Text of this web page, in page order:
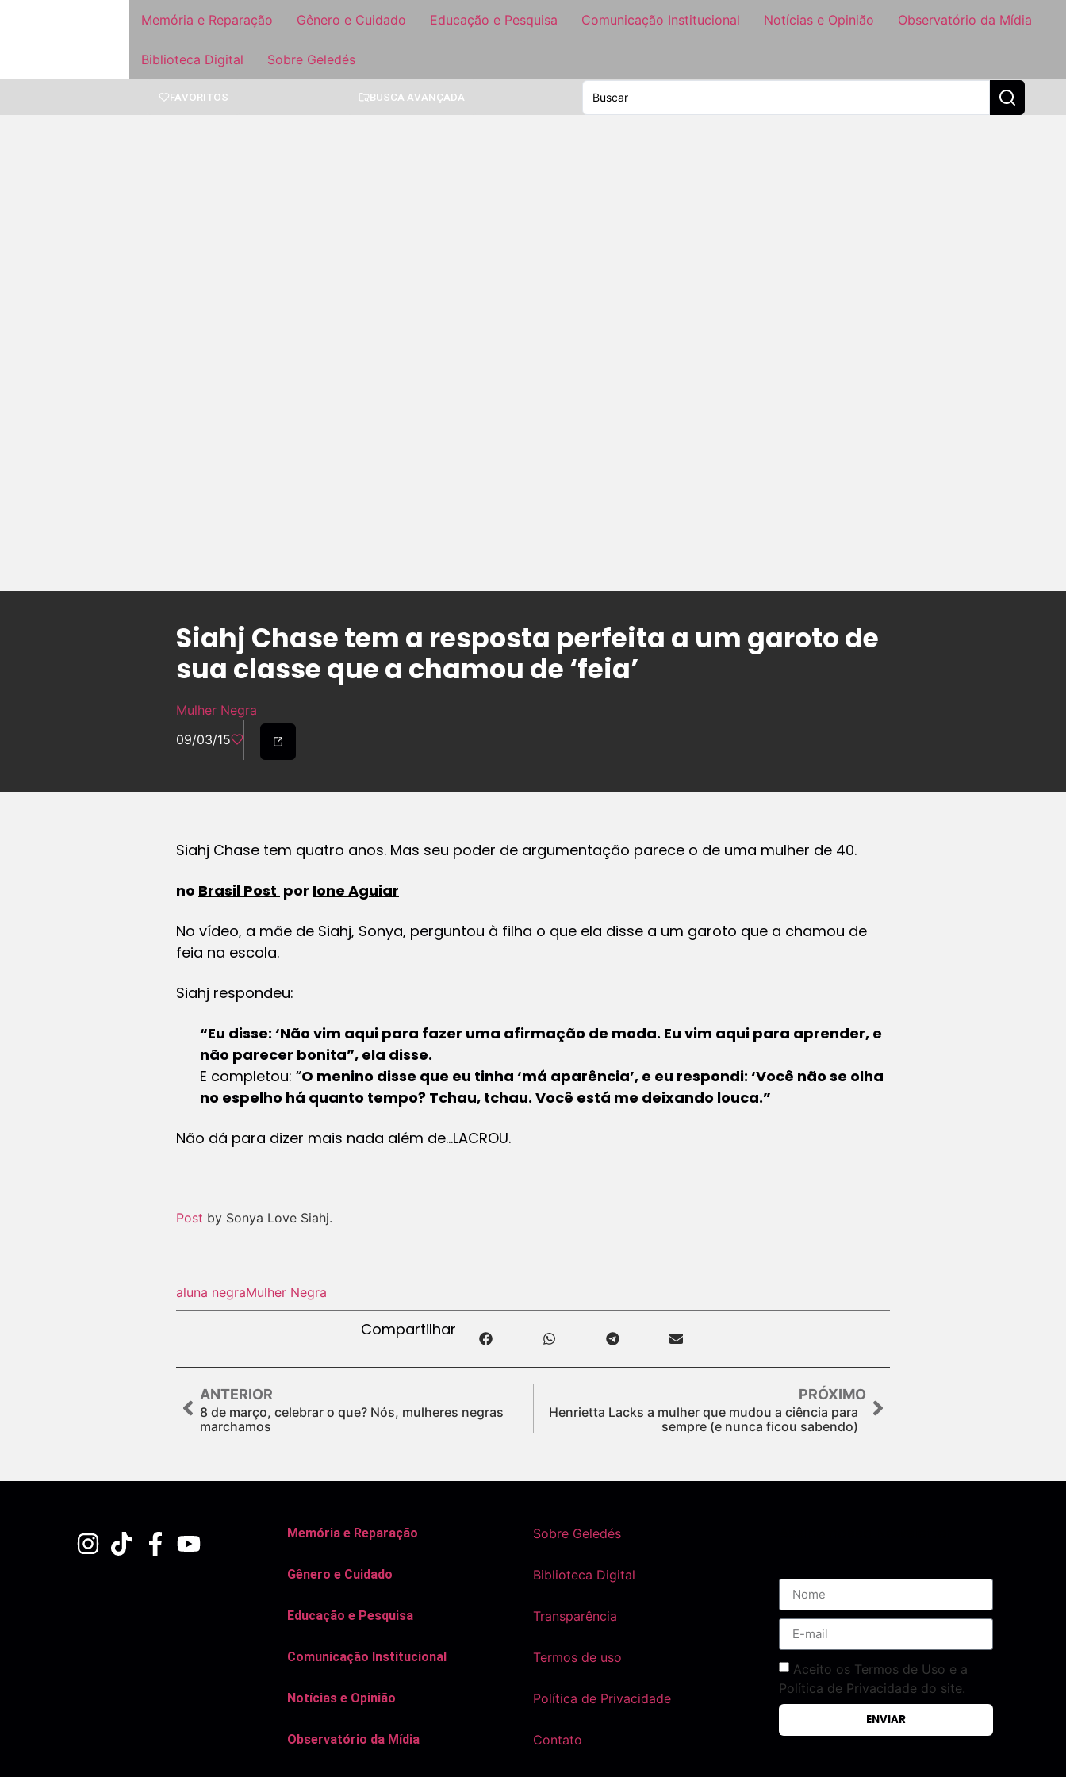
Memória e Reparação Gênero e Cuidado Educação e Pesquisa Comunicação Institucional Notícias e Opinião Observatório da Mídia
Biblioteca Digital Sobre Geledés
FAVORITOS BUSCA AVANÇADA
Siahj Chase tem a resposta perfeita a um garoto de
sua classe que a chamou de ‘feia’
Mulher Negra
09/03/15
Siahj Chase tem quatro anos. Mas seu poder de argumentação parece o de uma mulher de 40.
no Brasil Post por Ione Aguiar
No vídeo, a mãe de Siahj, Sonya, perguntou à filha o que ela disse a um garoto que a chamou de
feia na escola.
Siahj respondeu:
“Eu disse: ‘Não vim aqui para fazer uma afirmação de moda. Eu vim aqui para aprender, e
não parecer bonita”, ela disse.
E completou: “O menino disse que eu tinha ‘má aparência’, e eu respondi: ‘Você não se olha
no espelho há quanto tempo? Tchau, tchau. Você está me deixando louca.”
Não dá para dizer mais nada além de…LACROU.
Post by Sonya Love Siahj.
aluna negraMulher Negra
Compartilhar
ANTERIOR
8 de março, celebrar o que? Nós, mulheres negras
marchamos
PRÓXIMO
Henrietta Lacks a mulher que mudou a ciência para
sempre (e nunca ficou sabendo)
Memória e Reparação
Gênero e Cuidado
Educação e Pesquisa
Comunicação Institucional
Notícias e Opinião
Observatório da Mídia
Sobre Geledés
Biblioteca Digital
Transparência
Termos de uso
Política de Privacidade
Contato
Aceito os Termos de Uso e a
Política de Privacidade do site.
ENVIAR